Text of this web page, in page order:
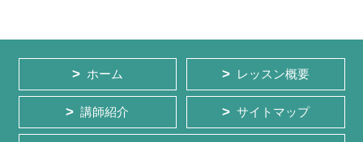
ホーム レッスン概要
講師紹介 サイトマップ